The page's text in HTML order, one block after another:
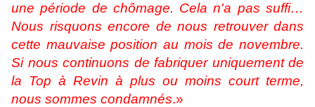
une période de chômage. Cela n'a pas suffi…
Nous risquons encore de nous retrouver dans
cette mauvaise position au mois de novembre.
Si nous continuons de fabriquer uniquement de
la Top à Revin à plus ou moins court terme,
nous sommes condamnés.»